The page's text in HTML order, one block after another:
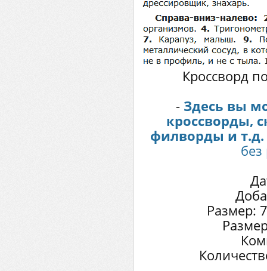
Кроссворд
- Здесь вы
кроссворды,
филворды и
без
Размер: